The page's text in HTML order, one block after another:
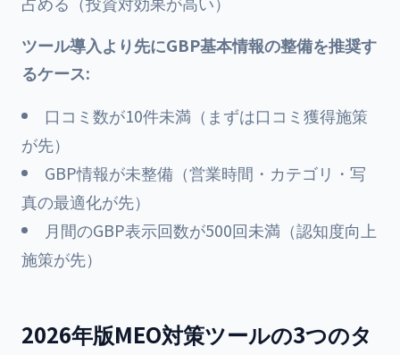
ツール導入より先にGBP基本情報の整備を推奨す
るケース:
口コミ数が10件未満（まずは口コミ獲得施策
が先）
GBP情報が未整備（営業時間・カテゴリ・写
真の最適化が先）
月間のGBP表示回数が500回未満（認知度向上
施策が先）
2026年版MEO対策ツールの3つのタ